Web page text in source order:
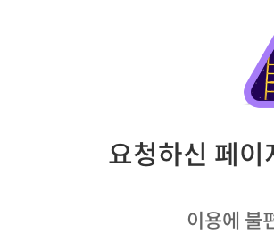
요청하신 페
이용에 불